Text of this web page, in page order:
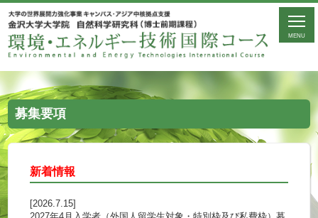
MENU
募集要項
新着情報
[2026.7.15]